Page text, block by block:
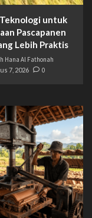
untuk
Pascapanen
Lebih Praktis
Hana Al Fathonah
7, 2026 0